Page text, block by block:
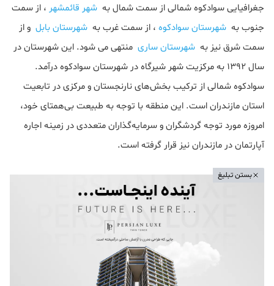
جغرافیایی سوادکوه شمالی از سمت شمال به شهر قائمشهر ، از سمت
جنوب به شهرستان سوادکوه ، از سمت غرب به شهرستان بابل و از
سمت شرق نیز به شهرستان ساری منتهی می شود. این شهرستان در
سال ۱۳۹۲ به مرکزیت شهر شیرگاه در شهرستان سوادکوه درآمد.
سوادکوه شمالی از ترکیب بخش‌های نارنجستان و مرکزی در تابعیت
استان مازندران است. این منطقه با توجه به طبیعت بی‌همتای خود،
امروزه مورد توجه گردشگران و سرمایه‌گذاران متعددی در زمینه اجاره
آپارتمان در مازندران نیز قرار گرفته است.
بستن تبلیغ